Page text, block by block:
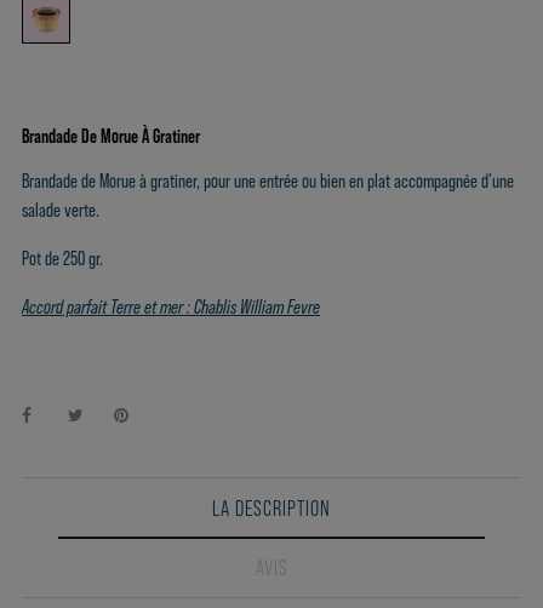
Brandade De Morue À Gratiner
Brandade de Morue à gratiner, pour une entrée ou bien en plat accompagnée d'une
salade verte.
Pot de 250 gr.
Accord parfait Terre et mer : Chablis William Fevre
LA DESCRIPTION
AVIS